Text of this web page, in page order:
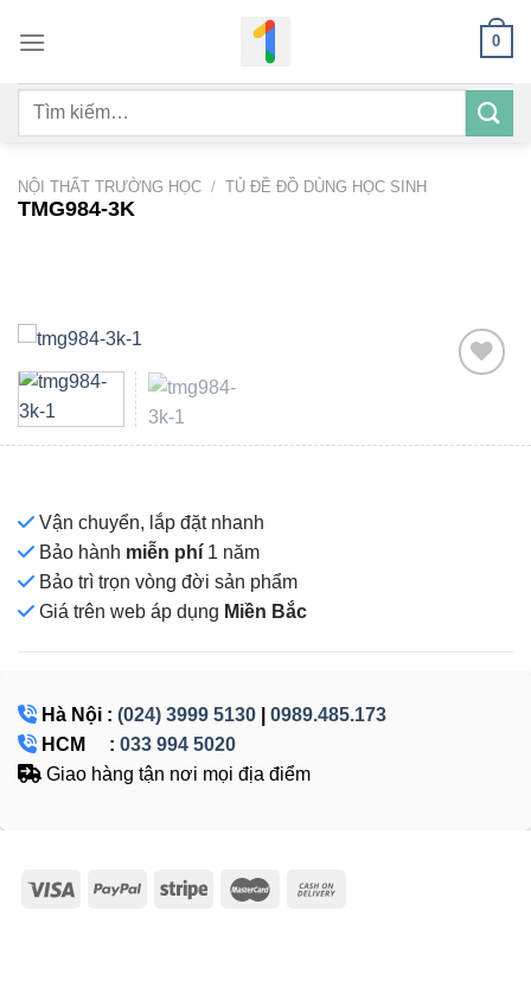
qua
dung
0
Tìm
NỘI THẤT TRƯỜNG HỌC / TỦ ĐỀ ĐỒ DÙNG HỌC SINH
TMG984-3K
Vận chuyển, lắp đặt nhanh
Bảo hành miễn phí 1 năm
Bảo trì trọn vòng đời sản phẩm
Giá trên web áp dụng Miền Bắc
Hà Nội : (024) 3999 5130
0989.485.173
HCM : 033 994 5020
Giao hàng tận nơi mọi địa điểm